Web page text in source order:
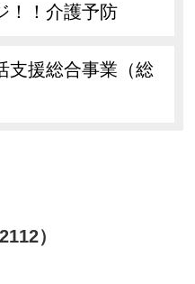
！！介護予防
支援総合事業（総
）